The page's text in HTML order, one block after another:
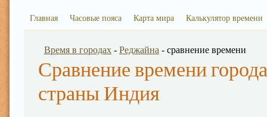
Главная Часовые пояса Карта мира Калькулятор времени
Время в городах - Реджайна - сравнение времени
Сравнение времени
страны Индия